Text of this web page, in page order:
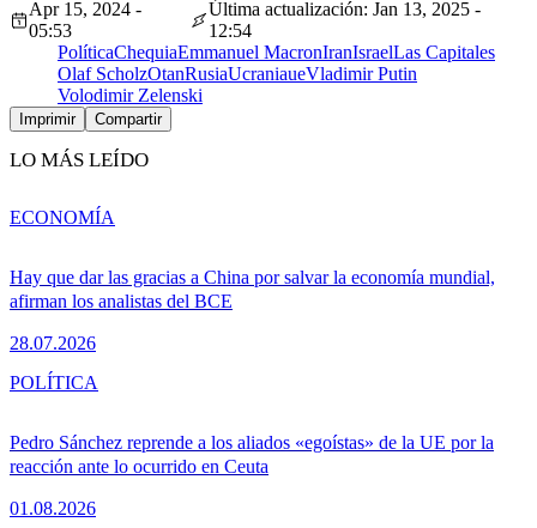
Apr 15, 2024 -
05:53
Última actualización: Jan 13, 2025 -
12:54
PolíticaChequiaEmmanuel MacronIranIsraelLas Capitales
Olaf ScholzOtanRusiaUcraniaueVladimir Putin
Volodimir Zelenski
Imprimir Compartir
LO MÁS LEÍDO
Hay que dar las gracias a China por salvar la economía mundial,
afirman los analistas del BCE
28.07.2026
ECONOMÍA
Pedro Sánchez reprende a los aliados «egoístas» de la UE por la
reacción ante lo ocurrido en Ceuta
01.08.2026
POLÍTICA